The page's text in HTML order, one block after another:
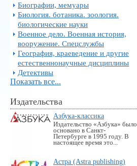
Биографии, мемуары
Биология. ботаника. зоология.
биологические науки
Военное дело. Военная история,
вооружение. Спецслужбы
География, краеведение и другие
естественнонаучные дисциплины
Детективы
Показать все...
Издательства
Азбука-классика
Издательство «Азбука» было
основано в Санкт-
Петербурге в 1995 году. В
настоящее время это...
Астра (Astra publishing)